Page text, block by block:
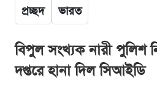
প্রচ্ছদ ভারত
বিপুল সংখ্যক নারী পুলিশ
দপ্তরে হানা দিল সিআইডি